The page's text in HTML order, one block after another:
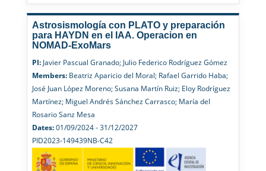
Astrosismología con PLATO y preparación
para HAYDN en el IAA. Operacion en
NOMAD-ExoMars
PI:Javier Pascual Granado; Julio Federico Rodríguez Gómez
Members:Beatriz Aparicio del Moral; Rafael Garrido Haba;
José Juan López Moreno; Susana Martín Ruiz; Eloy Rodríguez
Martínez; Miguel Andrés Sánchez Carrasco; María del
Rosario Sanz Mesa
Dates:01/09/2024 - 31/12/2027
PID2023-149439NB-C42